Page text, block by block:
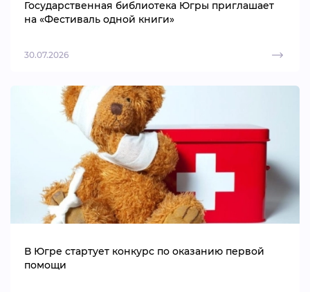
Государственная библиотека Югры приглашает
на «Фестиваль одной книги»
30.07.2026
В Югре стартует конкурс по оказанию первой
помощи